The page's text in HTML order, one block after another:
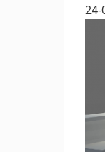
24-